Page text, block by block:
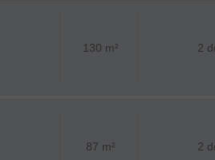
130 m² 2
87 m² 2